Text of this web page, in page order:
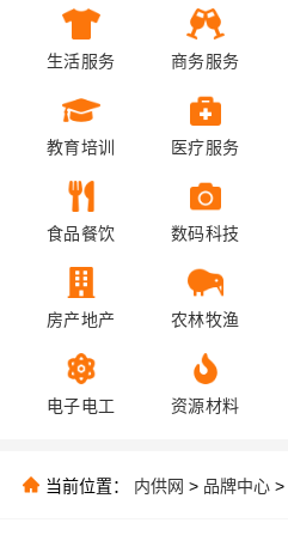
生活服务 商务服务
教育培训 医疗服务
食品餐饮 数码科技
房产地产 农林牧渔
电子电工 资源材料
当前位置： 内供网 > 品牌中心 >